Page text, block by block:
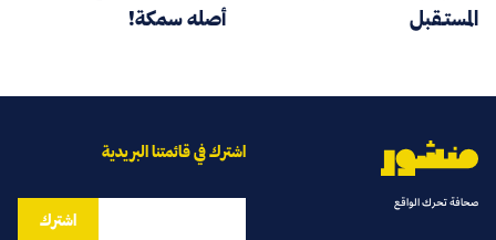
المستـقبل
أصله سمكة!
صحافة تحرك الواقع
اشترك في قائمتنا البريدية
اشترك